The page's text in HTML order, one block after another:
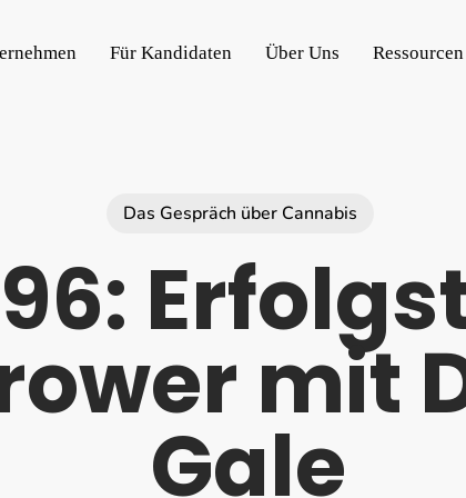
Für Kandidaten Über Uns Ressourcen
Das Gespräch über Cannabis
mit
Gale